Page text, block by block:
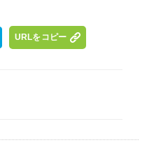
URLをコピー